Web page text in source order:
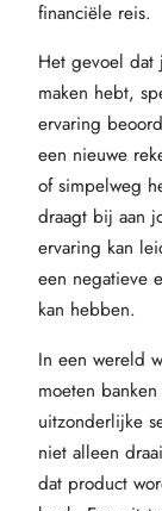
financiële reis.
Het gevoel dat
maken hebt,
ervaring
een nieuwe
of simpelweg
draagt bij aan
ervaring kan
een negatieve
kan hebben.
In een wereld
moeten
uitzonderlijke
niet alleen
dat product